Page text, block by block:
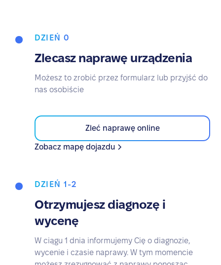
DZIEŃ 0
Zlecasz naprawę urządzenia
Możesz to zrobić przez formularz lub przyjść do
nas osobiście
Zleć naprawę online
Zobacz mapę dojazdu
DZIEŃ 1-2
Otrzymujesz diagnozę i
wycenę
W ciągu 1 dnia informujemy Cię o diagnozie,
wycenie i czasie naprawy. W tym momencie